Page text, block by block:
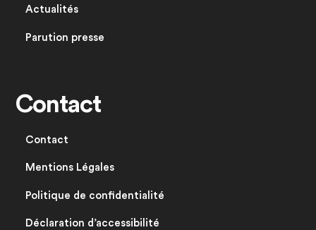
Actualités
Parution presse
Contact
Contact
Mentions Légales
Politique de confidentialité
Déclaration d’accessibilité